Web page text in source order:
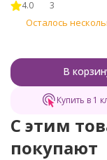
4.0 3
Осталось
В
Купить в 1
C этим
покупают